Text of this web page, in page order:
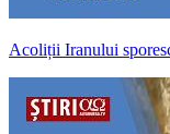
Acoliții Iranului